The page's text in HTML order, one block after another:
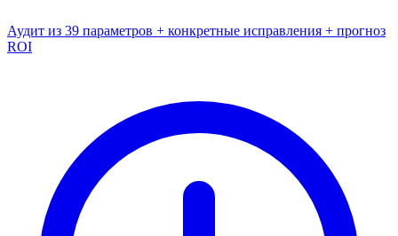
Аудит из 39 параметров + конкретные исправления + прогноз
ROI